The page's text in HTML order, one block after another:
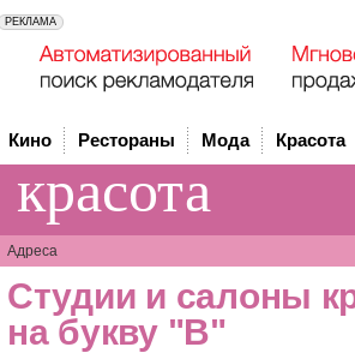
Кино Рестораны Мода Красота
красота
Адреса
Студии и салоны
на букву "В"